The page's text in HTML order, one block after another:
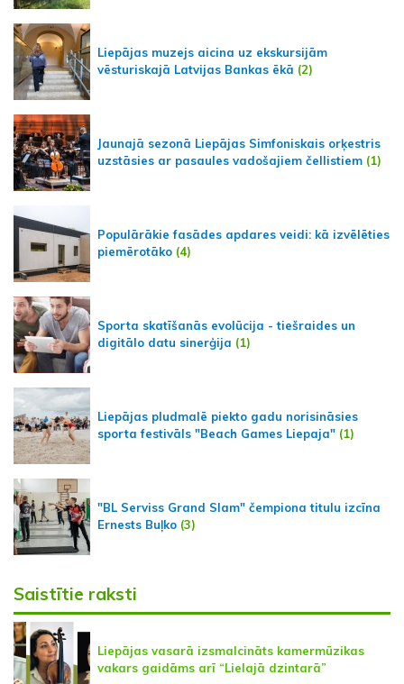
Liepājas muzejs aicina uz ekskursijām
vēsturiskajā Latvijas Bankas ēkā (2)
Jaunajā sezonā Liepājas Simfoniskais orķestris
uzstāsies ar pasaules vadošajiem čellistiem (1)
Populārākie fasādes apdares veidi: kā izvēlēties
piemērotāko (4)
Sporta skatīšanās evolūcija - tiešraides un
digitālo datu sinerģija (1)
Liepājas pludmalē piekto gadu norisināsies
sporta festivāls "Beach Games Liepaja" (1)
"BL Serviss Grand Slam" čempiona titulu izcīna
Ernests Buļko (3)
Saistītie raksti
Liepājas vasarā izsmalcināts kamermūzikas
vakars gaidāms arī “Lielajā dzintarā”